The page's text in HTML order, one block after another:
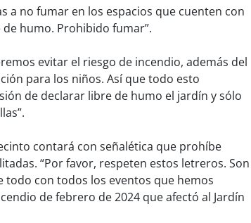
a no fumar en los espacios que cuenten con
humo. Prohibido fumar”.
evitar el riesgo de incendio, además del
para los niños. Así que todo esto
de declarar libre de humo el jardín y sólo
contará con señalética que prohíbe
“Por favor, respeten estos letreros. Son
con todos los eventos que hemos
de febrero de 2024 que afectó al Jardín